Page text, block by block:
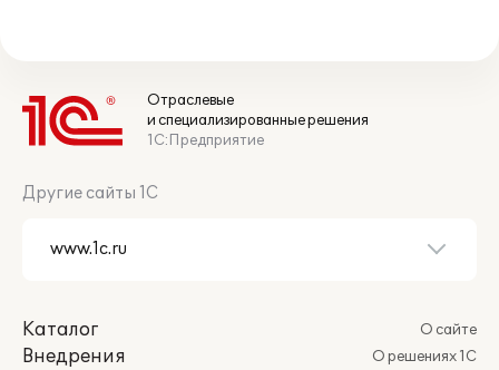
Отраслевые
и специализированные решения
1С:Предприятие
Другие сайты 1С
Каталог
Внедрения
О сайте
О решениях 1С